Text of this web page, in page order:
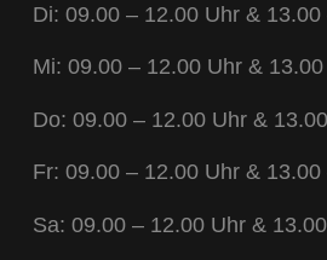
Di: 09.00 – 12.00 Uhr &
Mi: 09.00 – 12.00 Uhr &
Do: 09.00 – 12.00 Uhr &
Fr: 09.00 – 12.00 Uhr &
Sa: 09.00 – 12.00 Uhr &